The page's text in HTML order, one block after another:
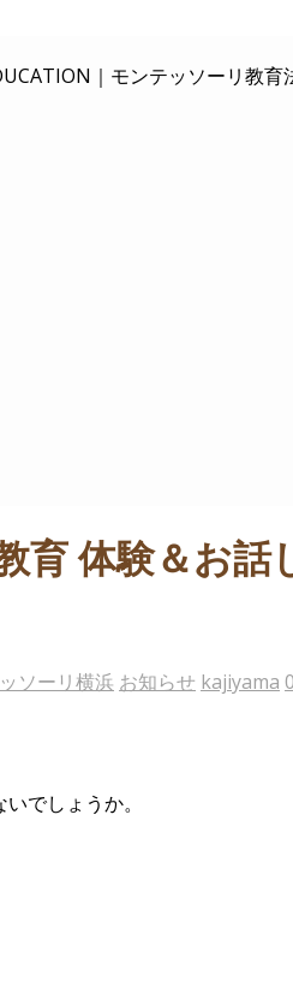
｜ モンテッソーリ教育
育 体験＆お
ソーリ横浜 お知らせ kajiyama
でしょうか。